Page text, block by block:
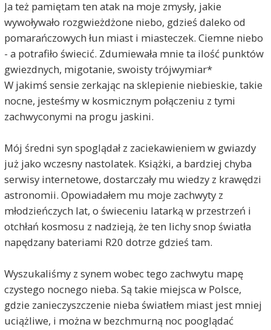
Ja też pamiętam ten atak na moje zmysły, jakie
wywoływało rozgwieżdżone niebo, gdzieś daleko od
pomarańczowych łun miast i miasteczek. Ciemne niebo
- a potrafiło świecić. Zdumiewała mnie ta ilość punktów
gwiezdnych, migotanie, swoisty trójwymiar*
W jakimś sensie zerkając na sklepienie niebieskie, takie
nocne, jesteśmy w kosmicznym połączeniu z tymi
zachwyconymi na progu jaskini.
Mój średni syn spoglądał z zaciekawieniem w gwiazdy
już jako wczesny nastolatek. Książki, a bardziej chyba
serwisy internetowe, dostarczały mu wiedzy z krawędzi
astronomii. Opowiadałem mu moje zachwyty z
młodzieńczych lat, o świeceniu latarką w przestrzeń i
otchłań kosmosu z nadzieją, że ten lichy snop światła
napędzany bateriami R20 dotrze gdzieś tam.
Wyszukaliśmy z synem wobec tego zachwytu mapę
czystego nocnego nieba. Są takie miejsca w Polsce,
gdzie zanieczyszczenie nieba światłem miast jest mniej
uciążliwe, i można w bezchmurną noc pooglądać